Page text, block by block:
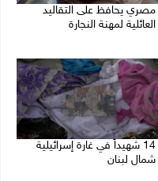
مصري يحافظ على التقاليد
العائلية لمهنة النجارة
14 شهيداً في غارة إسرائيلية
شمال لبنان